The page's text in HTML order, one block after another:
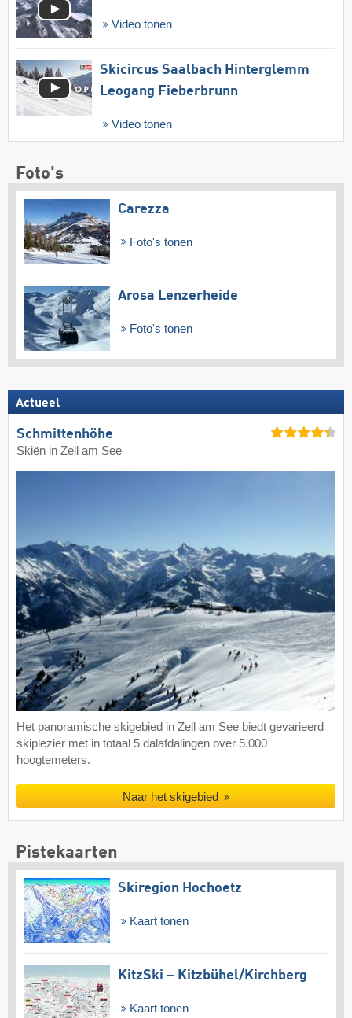
Video tonen
Skicircus Saalbach Hinterglemm
Leogang Fieberbrunn
Video tonen
Foto's
Carezza
Foto's tonen
Arosa Lenzerheide
Foto's tonen
Actueel
Schmittenhöhe
Skiën in Zell am See
Het panoramische skigebied in Zell am See biedt gevarieerd
skiplezier met in totaal 5 dalafdalingen over 5.000
hoogtemeters.
Naar het skigebied
Pistekaarten
Skiregion Hochoetz
Kaart tonen
KitzSki – Kitzbühel/​Kirchberg
Kaart tonen